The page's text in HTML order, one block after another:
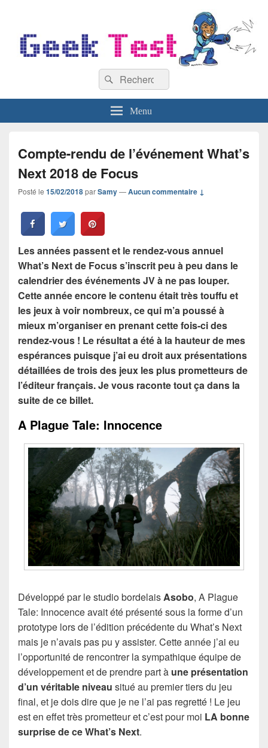
Recherche :
Rechercher
Menu
Compte-rendu de l’événement What’s
Next 2018 de Focus
Posté le 15/02/2018parSamy—Aucun commentaire ↓
Les années passent et le rendez-vous annuel
What’s Next de Focus s’inscrit peu à peu dans le
calendrier des événements JV à ne pas louper.
Cette année encore le contenu était très touffu et
les jeux à voir nombreux, ce qui m’a poussé à
mieux m’organiser en prenant cette fois-ci des
rendez-vous ! Le résultat a été à la hauteur de mes
espérances puisque j’ai eu droit aux présentations
détaillées de trois des jeux les plus prometteurs de
l’éditeur français. Je vous raconte tout ça dans la
suite de ce billet.
A Plague Tale: Innocence
Développé par le studio bordelaisAsobo, A Plague
Tale: Innocence avait été présenté sous la forme d’un
prototype lors de l’édition précédente du What’s Next
mais je n’avais pas pu y assister. Cette année j’ai eu
l’opportunité de rencontrer la sympathique équipe de
développement et de prendre part à une présentation
d’un véritable niveau situé au premier tiers du jeu
final, et je dois dire que je ne l’ai pas regretté ! Le jeu
est en effet très prometteur et c’est pour moi LA bonne
surprise de ce What’s Next.